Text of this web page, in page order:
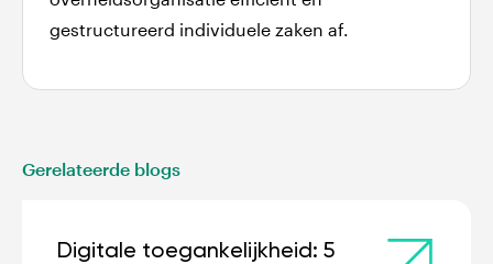
gestructureerd individuele zaken af.
Gerelateerde blogs
Digitale toegankelijkheid: 5